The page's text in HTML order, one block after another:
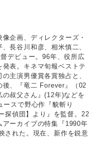
企画、ディレクターズ・
長谷川和彦、相米慎二、
デビュー。96年、役所広
表。キネマ旬報ベストテ
主演男優賞各賞独占と、
後、『竜二 Forever』（02
叔父さん』(12年)などを
スで野心作『貌斬り
探偵団】より』を監督。22
ーカイブの特集『1990年
された。現在、新作を鋭意